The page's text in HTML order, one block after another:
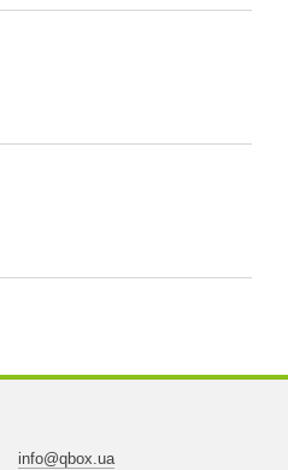
info@qbox.ua